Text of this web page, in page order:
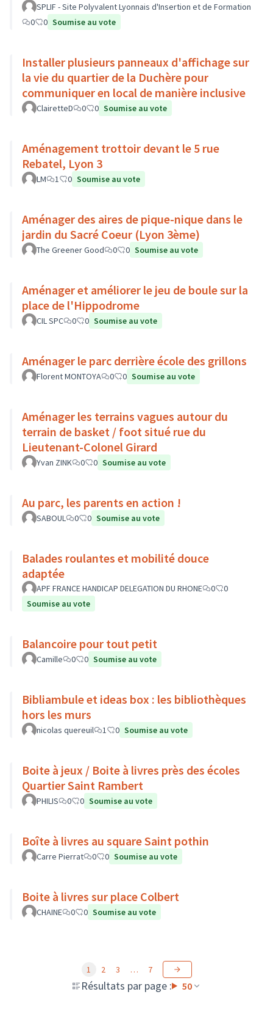
SPLIF - Site Polyvalent Lyonnais d'Insertion et de Formation
0
0 Soumise au vote
Installer plusieurs panneaux d'affichage sur
la vie du quartier de la Duchère pour
communiquer en local de manière inclusive
ClairetteD 0 0 Soumise au vote
Aménagement trottoir devant le 5 rue
Rebatel, Lyon 3
LM 1 0 Soumise au vote
Aménager des aires de pique-nique dans le
jardin du Sacré Coeur (Lyon 3ème)
The Greener Good 0 0 Soumise au vote
Aménager et améliorer le jeu de boule sur la
place de l'Hippodrome
CIL SPC 0 0 Soumise au vote
Aménager le parc derrière école des grillons
Florent MONTOYA 0 0 Soumise au vote
Aménager les terrains vagues autour du
terrain de basket / foot situé rue du
Lieutenant-Colonel Girard
Yvan ZINK 0 0 Soumise au vote
Au parc, les parents en action !
SABOUL 0 0 Soumise au vote
Balades roulantes et mobilité douce
adaptée
APF FRANCE HANDICAP DELEGATION DU RHONE 0
0
Soumise au vote
Balancoire pour tout petit
Camille 0 0 Soumise au vote
Bibliambule et ideas box : les bibliothèques
hors les murs
nicolas quereuil 1 0 Soumise au vote
Boite à jeux / Boite à livres près des écoles
Quartier Saint Rambert
PHILIS 0 0 Soumise au vote
Boîte à livres au square Saint pothin
Carre Pierrat 0 0 Soumise au vote
Boite à livres sur place Colbert
CHAINE 0 0 Soumise au vote
Résultats par page : 50
1 2 3 … 7